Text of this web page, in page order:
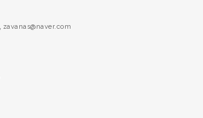
zavanas@naver.com